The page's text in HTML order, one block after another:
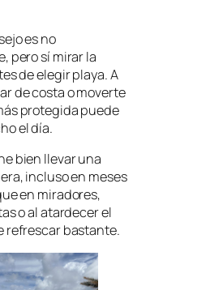
es no
pero sí mirar la
de elegir playa. A
de costa o moverte
protegida puede
el día.
bien llevar una
incluso en meses
en miradores,
o al atardecer el
refrescar bastante.